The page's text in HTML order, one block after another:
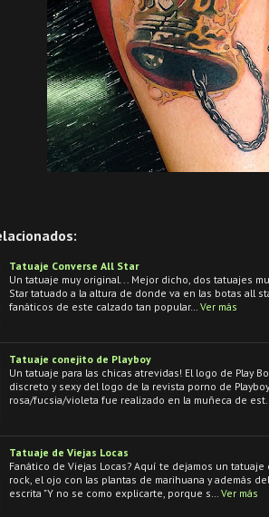
Tatuaje Converse All Star
Un tatuaje muy original... Mejor dicho, dos tatuajes
Star tatuado a la altura de donde va en las botas all
fanáticos de este calzado tan popular…
Ver más
Tatuaje conejito de Playboy
Un tatuaje para las chicas atrevidas! El logo de Play
discreto y sexy del logo de la revista porno de
rosa/fucsia/violeta fue realizado en la muñeca de est…
Tatuaje de Viejas Locas
Fanático de Viejas Locas? Aquí te dejamos un
rock, el ojo con las plantas de marihuana y además
escrita "Y no se como explicarte, porque s…
Ver más